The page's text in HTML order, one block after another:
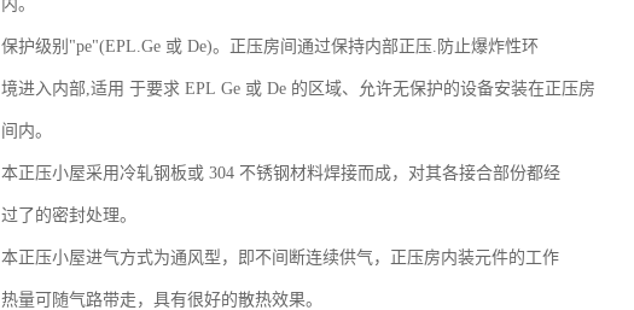
内。
保护级别"pe"(EPL.Ge 或 De)。正压房间通过保持内部正压.防止爆炸性环
境进入内部,适用 于要求 EPL Ge 或 De 的区域、允许无保护的设备安装在正压房
间内。
本正压小屋采用冷轧钢板或 304 不锈钢材料焊接而成，对其各接合部份都经
过了的密封处理。
本正压小屋进气方式为通风型，即不间断连续供气，正压房内装元件的工作
热量可随气路带走，具有很好的散热效果。